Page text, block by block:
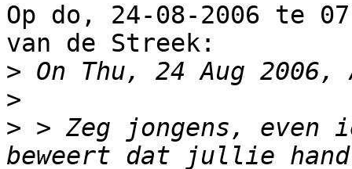
Op do, 24-08-2006 te
van de Streek:
>
>
> > Zeg jongens, even